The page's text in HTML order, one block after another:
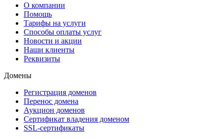
О компании
Помощь
Тарифы на услуги
Способы оплаты услуг
Новости и акции
Наши клиенты
Реквизиты
Домены
Регистрация доменов
Перенос домена
Аукцион доменов
Сертификат владения доменом
SSL-сертификаты